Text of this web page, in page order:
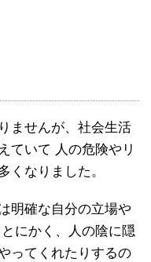
ませんが、社会生活
ていて 人の危険やリ
くなりました。
明確な自分の立場や
にかく、人の陰に隠
ってくれたりするの